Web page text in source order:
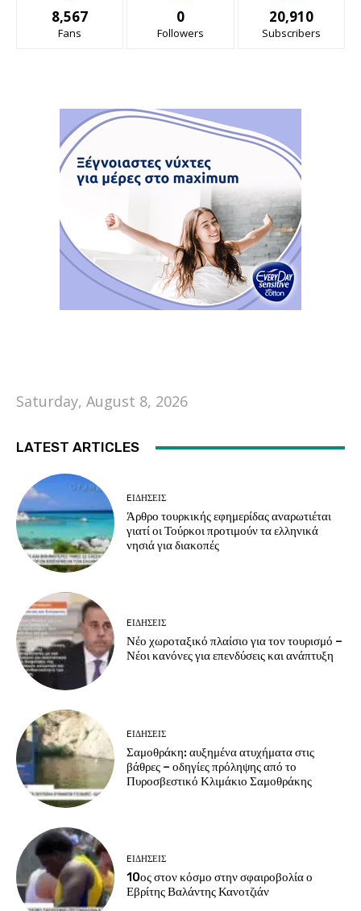
8,567
Fans
0
Followers
20,910
Subscribers
Saturday, August 8, 2026
LATEST ARTICLES
EΙΔΗΣΕΙΣ
Άρθρο τουρκικής εφημερίδας αναρωτιέται
γιατί οι Τούρκοι προτιμούν τα ελληνικά
νησιά για διακοπές
EΙΔΗΣΕΙΣ
Νέο χωροταξικό πλαίσιο για τον τουρισμό –
Νέοι κανόνες για επενδύσεις και ανάπτυξη
EΙΔΗΣΕΙΣ
Σαμοθράκη: αυξημένα ατυχήματα στις
βάθρες – οδηγίες πρόληψης από το
Πυροσβεστικό Κλιμάκιο Σαμοθράκης
EΙΔΗΣΕΙΣ
10ος στον κόσμο στην σφαιροβολία ο
Εβρίτης Βαλάντης Κανοτζιάν